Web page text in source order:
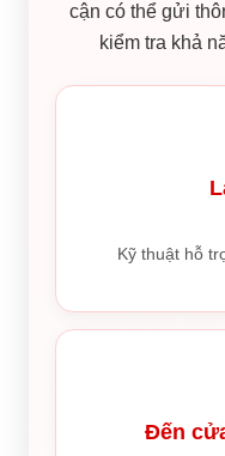
cận có thể gửi
kiểm tra khả
Kỹ thuật hỗ
Đến